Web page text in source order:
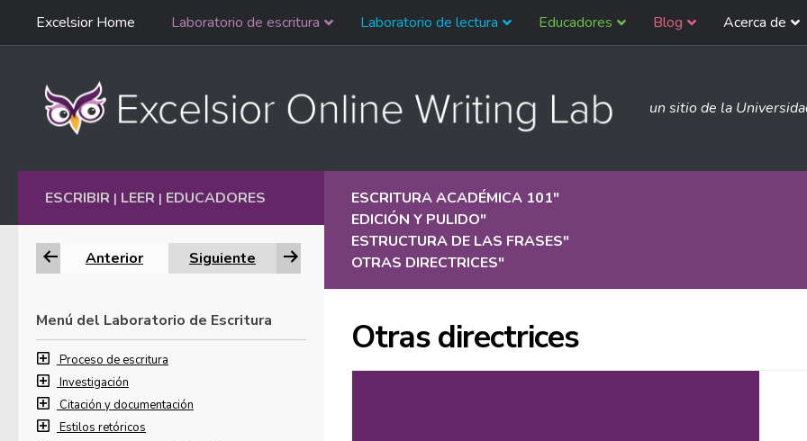
Ir al contenido
navegación
Excelsior Home Laboratorio de escritura Laboratorio de lectura Educadores Blog Acerca de
un sitio de la
ESCRITURA ACADÉMICA 101"
EDICIÓN Y PULIDO"
ESTRUCTURA DE LAS FRASES"
OTRAS DIRECTRICES"
Otras directrices
ESCRIBIR | LEER | EDUCADORES
Anterior Siguiente
Menú del Laboratorio de Escritura
Proceso de escritura
Investigación
Citación y documentación
Estilos retóricos